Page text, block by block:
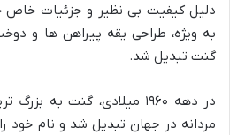
دلیل کیفیت بی نظیر و جزئیات خاص
به ویژه، طراحی یقه پیراهن ها و
گنت تبدیل شد.
در دهه ۱۹۶۰ میلادی، گنت به
مردانه در جهان تبدیل شد و نام خود